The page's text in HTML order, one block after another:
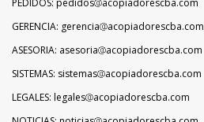
GERENCIA: gerencia
acopiadorescba.com
ASESORIA: asesoria
acopiadorescba.com
SISTEMAS: sistemas
acopiadorescba.com
LEGALES: legales
acopiadorescba.com